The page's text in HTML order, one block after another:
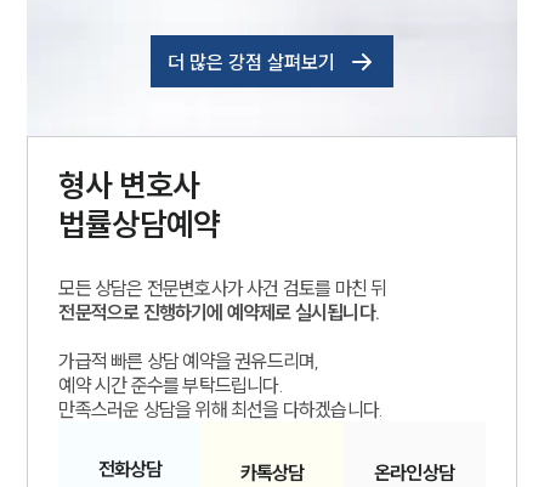
더 많은 강점 살펴보기
형사변호사
법률상담예약
모든 상담은 전문변호사가 사건 검토를 마친 뒤
전문적으로 진행하기에 예약제로 실시됩니다.
가급적 빠른 상담 예약을 권유드리며,
예약 시간 준수를 부탁드립니다.
만족스러운 상담을 위해 최선을 다하겠습니다.
전화상담 카톡상담 온라인상담